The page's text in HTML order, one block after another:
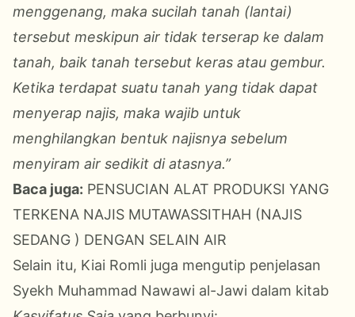
menggenang, maka sucilah tanah (lantai)
tersebut meskipun air tidak terserap ke dalam
tanah, baik tanah tersebut keras atau gembur.
Ketika terdapat suatu tanah yang tidak dapat
menyerap najis, maka wajib untuk
menghilangkan bentuk najisnya sebelum
menyiram air sedikit di atasnya.”
Baca juga: PENSUCIAN ALAT PRODUKSI YANG
TERKENA NAJIS MUTAWASSITHAH (NAJIS
SEDANG ) DENGAN SELAIN AIR
Selain itu, Kiai Romli juga mengutip penjelasan
Syekh Muhammad Nawawi al-Jawi dalam kitab